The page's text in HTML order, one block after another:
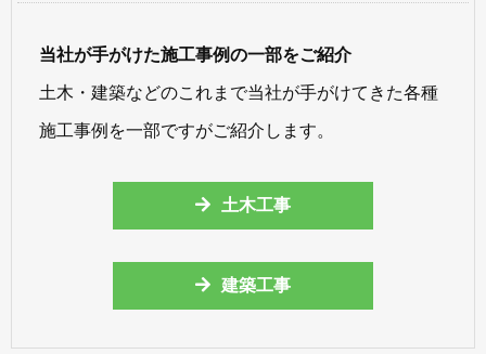
当社が手がけた施工事例の一部をご紹介
土木・建築などのこれまで当社が手がけてきた各種
施工事例を一部ですがご紹介します。
土木工事
建築工事